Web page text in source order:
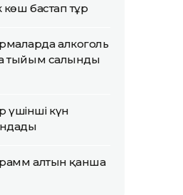
көш бастап тұр
алкоголь
тыйым салынды
үшінші күн
грамм алтын қанша